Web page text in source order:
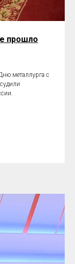
прошло
металлурга с